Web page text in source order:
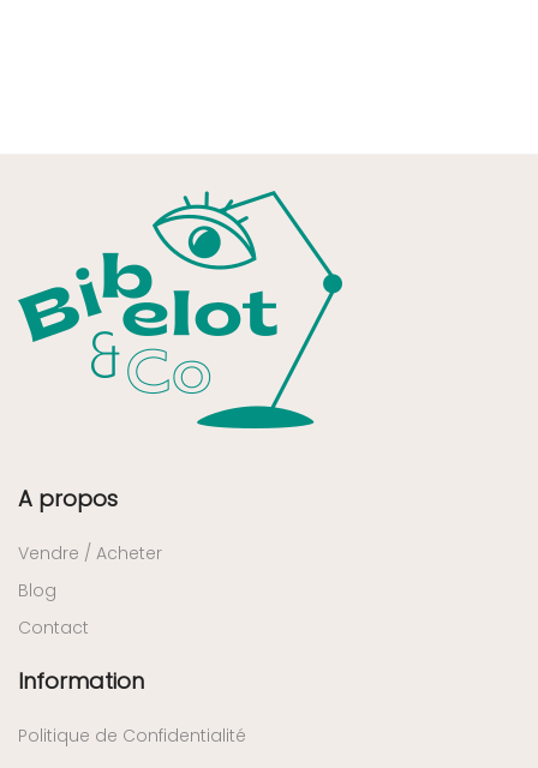
A propos
Vendre / Acheter
Blog
Contact
Information
Politique de Confidentialité